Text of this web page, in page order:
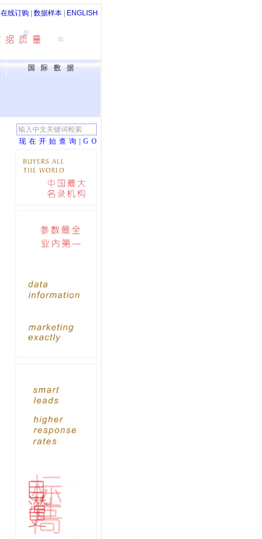
在线订购 数据样本 ENGLISH
国际数据
现在开始查询|G O